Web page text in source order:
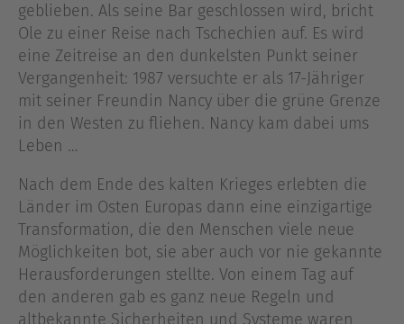
geblieben. Als seine Bar geschlossen wird, bricht
Ole zu einer Reise nach Tschechien auf. Es wird
eine Zeitreise an den dunkelsten Punkt seiner
Vergangenheit: 1987 versuchte er als 17-Jähriger
mit seiner Freundin Nancy über die grüne Grenze
in den Westen zu fliehen. Nancy kam dabei ums
Leben …
Nach dem Ende des kalten Krieges erlebten die
Länder im Osten Europas dann eine einzigartige
Transformation, die den Menschen viele neue
Möglichkeiten bot, sie aber auch vor nie gekannte
Herausforderungen stellte. Von einem Tag auf
den anderen gab es ganz neue Regeln und
altbekannte Sicherheiten und Systeme waren